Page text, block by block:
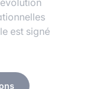
est signé